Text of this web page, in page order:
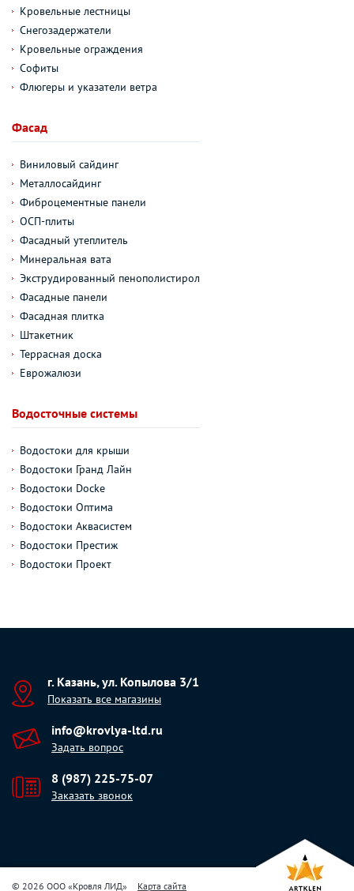
Кровельные лестницы
Снегозадержатели
Кровельные ограждения
Софиты
Флюгеры и указатели ветра
Фасад
Виниловый сайдинг
Металлосайдинг
Фиброцементные панели
ОСП-плиты
Фасадный утеплитель
Минеральная вата
Экструдированный пенополистирол
Фасадные панели
Фасадная плитка
Штакетник
Террасная доска
Еврожалюзи
Водосточные системы
Водостоки для крыши
Водостоки Гранд Лайн
Водостоки Docke
Водостоки Оптима
Водостоки Аквасистем
Водостоки Престиж
Водостоки Проект
г. Казань, ул. Копылова 3/1
Показать все магазины
info@krovlya-ltd.ru
Задать вопрос
8 (987) 225-75-07
Заказать звонок
© 2026 ООО «Кровля ЛИД» Карта сайта